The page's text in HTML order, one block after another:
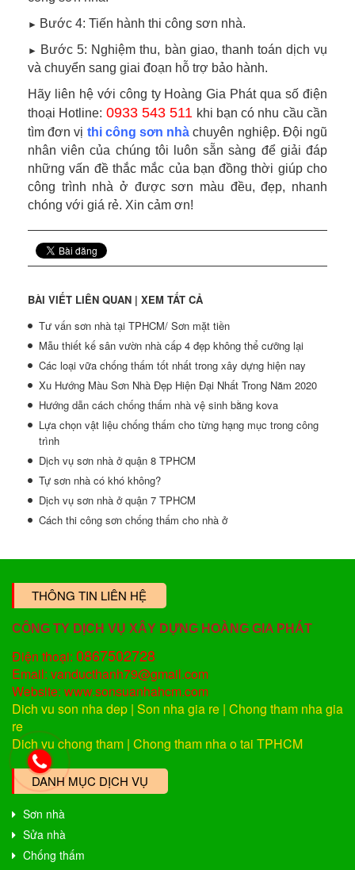
► Bước 4: Tiến hành thi công sơn nhà.
► Bước 5: Nghiệm thu, bàn giao, thanh toán dịch vụ
và chuyển sang giai đoạn hỗ trợ bảo hành.
Hãy liên hệ với công ty Hoàng Gia Phát qua số điện
thoại Hotline: 0933 543 511 khi bạn có nhu cầu cần
tìm đơn vị thi công sơn nhà chuyên nghiệp. Đội ngũ
nhân viên của chúng tôi luôn sẵn sàng để giải đáp
những vấn đề thắc mắc của bạn đồng thời giúp cho
công trình nhà ở được sơn màu đều, đẹp, nhanh
chóng với giá rẻ. Xin cảm ơn!
BÀI VIẾT LIÊN QUAN | XEM TẤT CẢ
Tư vấn sơn nhà tại TPHCM/ Sơn mặt tiền
Mẫu thiết kế sân vườn nhà cấp 4 đẹp không thể cưỡng lại
Các loại vữa chống thấm tốt nhất trong xây dựng hiện nay
Xu Hướng Màu Sơn Nhà Đẹp Hiện Đại Nhất Trong Năm 2020
Hướng dẫn cách chống thấm nhà vệ sinh bằng kova
Lựa chọn vật liệu chống thấm cho từng hạng mục trong công
trình
Dịch vụ sơn nhà ở quận 8 TPHCM
Tự sơn nhà có khó không?
Dịch vụ sơn nhà ở quận 7 TPHCM
Cách thi công sơn chống thấm cho nhà ở
THÔNG TIN LIÊN HỆ
CÔNG TY DỊCH VỤ XÂY DỰNG HOÀNG GIA PHÁT
Điện thoại: 0867502728
Email: vanducthanh79@gmail.com
Website: www.sonsuanhahcm.com
Dich vu son nha dep | Son nha gia re | Chong tham nha gia
re
Dich vu chong tham | Chong tham nha o tai TPHCM
DANH MỤC DỊCH VỤ
Sơn nhà
Sửa nhà
Chống thấm